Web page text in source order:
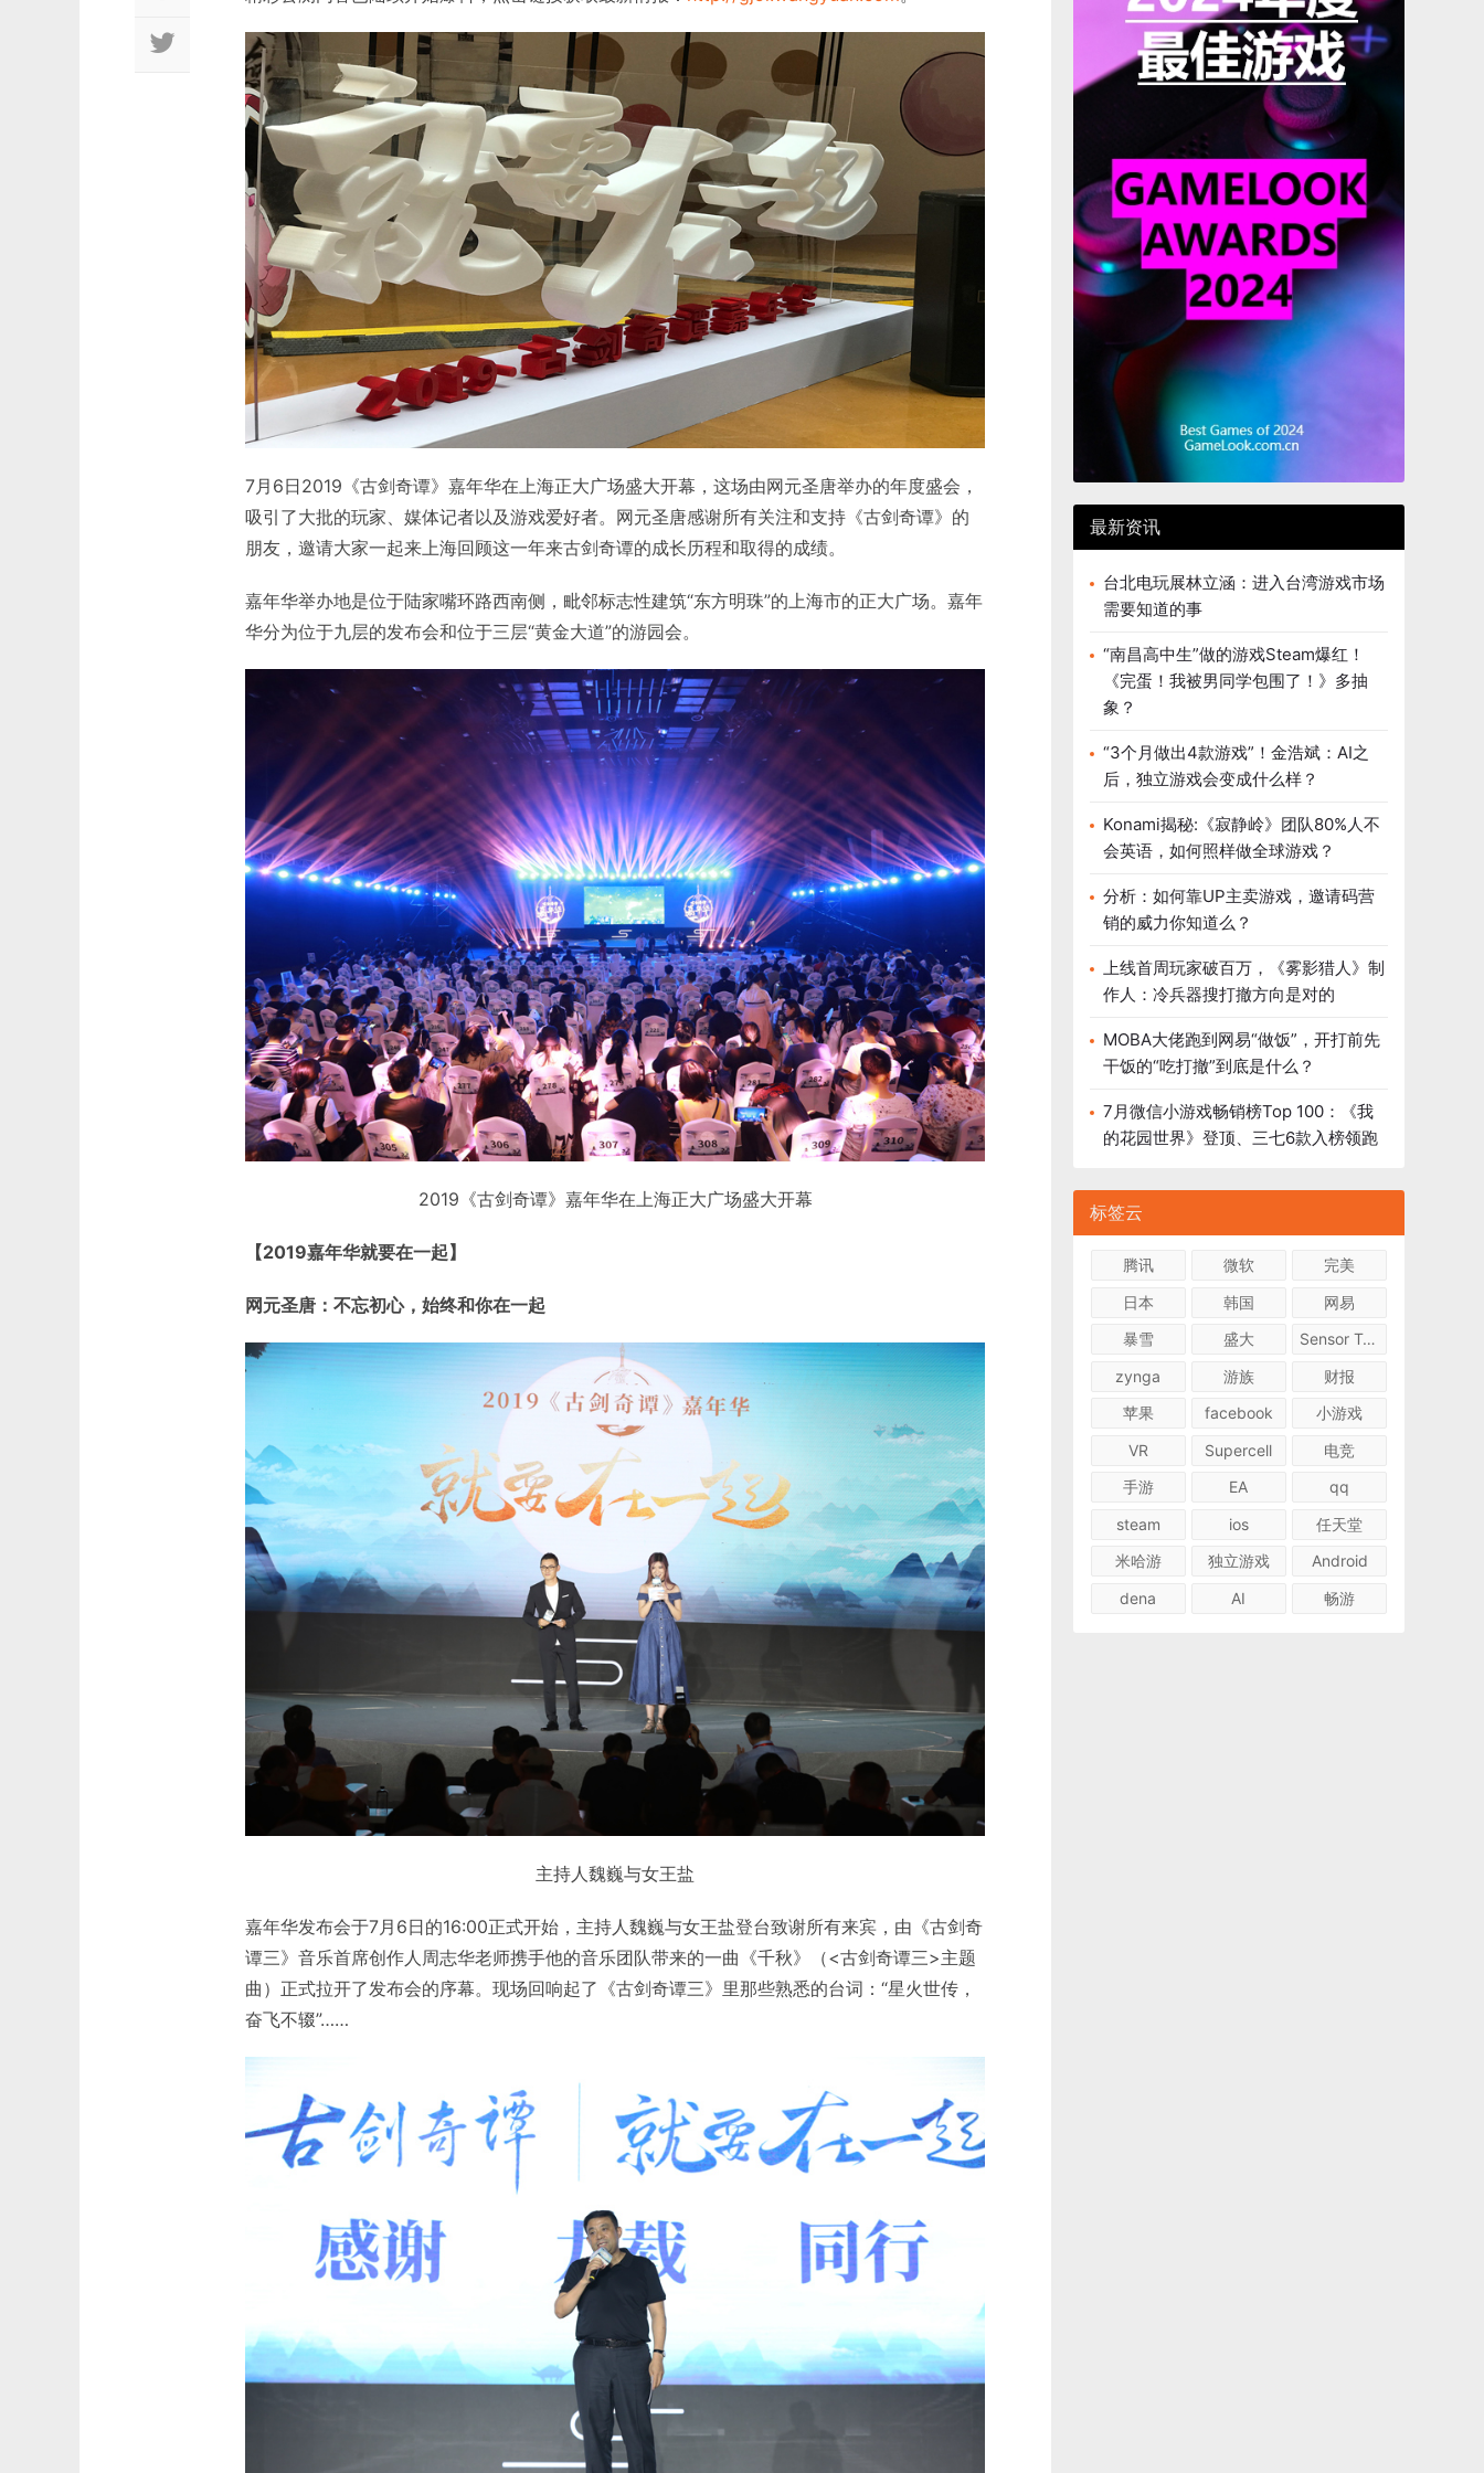
7月6日2019《古剑奇谭》嘉年华在上海正大广场盛大开幕，这场由网元圣唐举办的年度盛会，
吸引了大批的玩家、媒体记者以及游戏爱好者。网元圣唐感谢所有关注和支持《古剑奇谭》的
朋友，邀请大家一起来上海回顾这一年来古剑奇谭的成长历程和取得的成绩。
嘉年华举办地是位于陆家嘴环路西南侧，毗邻标志性建筑“东方明珠”的上海市的正大广场。嘉年
华分为位于九层的发布会和位于三层“黄金大道”的游园会。
2019《古剑奇谭》嘉年华在上海正大广场盛大开幕
【2019嘉年华就要在一起】
网元圣唐：不忘初心，始终和你在一起
主持人魏巍与女王盐
嘉年华发布会于7月6日的16:00正式开始，主持人魏巍与女王盐登台致谢所有来宾，由《古剑奇
谭三》音乐首席创作人周志华老师携手他的音乐团队带来的一曲《千秋》（<古剑奇谭三>主题
曲）正式拉开了发布会的序幕。现场回响起了《古剑奇谭三》里那些熟悉的台词：“星火世传，
奋飞不辍”……
最新资讯
台北电玩展林立涵：进入台湾游戏市场
需要知道的事
“南昌高中生”做的游戏Steam爆红！
《完蛋！我被男同学包围了！》多抽
象？
“3个月做出4款游戏”！金浩斌：AI之
后，独立游戏会变成什么样？
Konami揭秘:《寂静岭》团队80%人不
会英语，如何照样做全球游戏？
分析：如何靠UP主卖游戏，邀请码营
销的威力你知道么？
上线首周玩家破百万，《雾影猎人》制
作人：冷兵器搜打撤方向是对的
MOBA大佬跑到网易“做饭”，开打前先
干饭的“吃打撤”到底是什么？
7月微信小游戏畅销榜Top 100：《我
的花园世界》登顶、三七6款入榜领跑
标签云
腾讯 微软
完美
日本
韩国
网易
暴雪
盛大
Sensor Tower
zynga
游族
财报
苹果
facebook
小游戏
VR
Supercell
电竞
手游
EA
qq
steam
ios
任天堂
米哈游
独立游戏
Android
dena
AI 畅游